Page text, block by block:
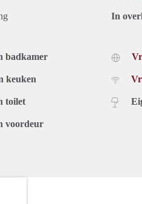
In
badkamer
keuken
toilet
voordeur